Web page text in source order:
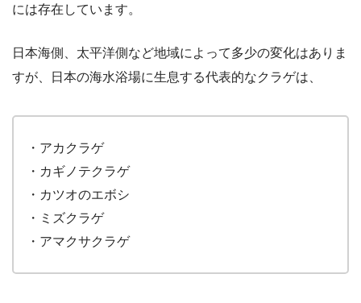
には存在しています。
日本海側、太平洋側など地域によって多少の変化はありま
すが、日本の海水浴場に生息する代表的なクラゲは、
・アカクラゲ
・カギノテクラゲ
・カツオのエボシ
・ミズクラゲ
・アマクサクラゲ